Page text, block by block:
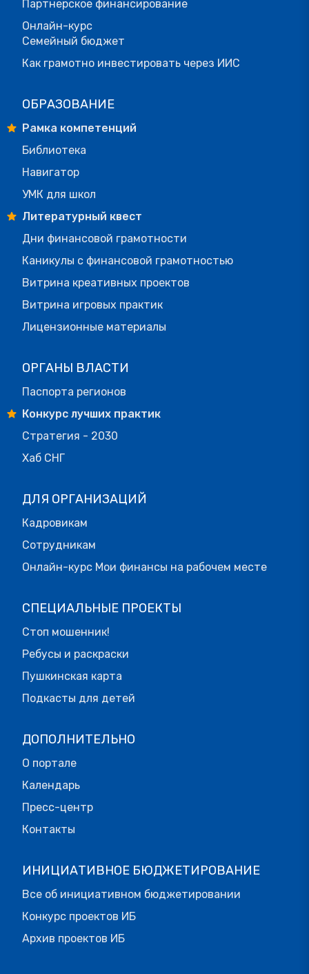
Партнерское финансирование
Онлайн-курс
Семейный бюджет
Как грамотно инвестировать через ИИС
ОБРАЗОВАНИЕ
Рамка компетенций
Библиотека
Навигатор
УМК для школ
Литературный квест
Дни финансовой грамотности
Каникулы с финансовой грамотностью
Витрина креативных проектов
Витрина игровых практик
Лицензионные материалы
ОРГАНЫ ВЛАСТИ
Паспорта регионов
Конкурс лучших практик
Стратегия - 2030
Хаб СНГ
ДЛЯ ОРГАНИЗАЦИЙ
Кадровикам
Сотрудникам
Онлайн-курс Мои финансы на рабочем месте
СПЕЦИАЛЬНЫЕ ПРОЕКТЫ
Стоп мошенник!
Ребусы и раскраски
Пушкинская карта
Подкасты для детей
ДОПОЛНИТЕЛЬНО
О портале
Календарь
Пресс-центр
Контакты
ИНИЦИАТИВНОЕ БЮДЖЕТИРОВАНИЕ
Все об инициативном бюджетировании
Конкурс проектов ИБ
Архив проектов ИБ